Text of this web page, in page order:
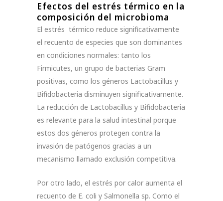
Efectos del estrés térmico en la
composición del microbioma
El estrés térmico reduce significativamente
el recuento de especies que son dominantes
en condiciones normales: tanto los
Firmicutes, un grupo de bacterias Gram
positivas, como los géneros Lactobacillus y
Bifidobacteria disminuyen significativamente.
La reducción de Lactobacillus y Bifidobacteria
es relevante para la salud intestinal porque
estos dos géneros protegen contra la
invasión de patógenos gracias a un
mecanismo llamado exclusión competitiva.
Por otro lado, el estrés por calor aumenta el
recuento de E. coli y Salmonella sp. Como el